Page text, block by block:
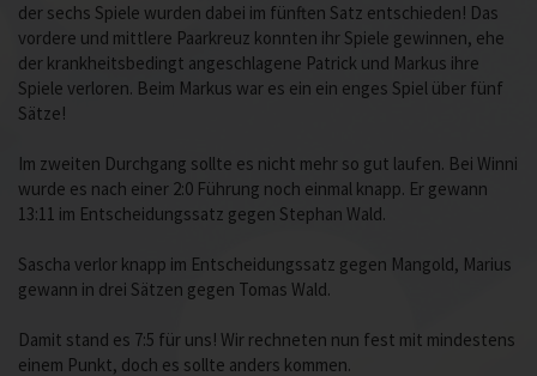
der sechs Spiele wurden dabei im fünften Satz entschieden! Das
vordere und mittlere Paarkreuz konnten ihr Spiele gewinnen, ehe
der krankheitsbedingt angeschlagene Patrick und Markus ihre
Spiele verloren. Beim Markus war es ein ein enges Spiel über fünf
Sätze!
Im zweiten Durchgang sollte es nicht mehr so gut laufen. Bei Winni
wurde es nach einer 2:0 Führung noch einmal knapp. Er gewann
13:11 im Entscheidungssatz gegen Stephan Wald.
Sascha verlor knapp im Entscheidungssatz gegen Mangold, Marius
gewann in drei Sätzen gegen Tomas Wald.
Damit stand es 7:5 für uns! Wir rechneten nun fest mit mindestens
einem Punkt, doch es sollte anders kommen.